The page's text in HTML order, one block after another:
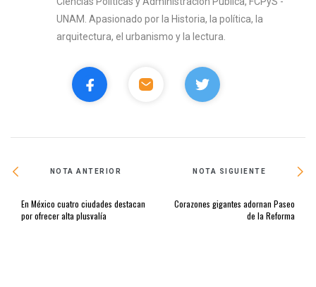
UNAM. Apasionado por la Historia, la política, la
arquitectura, el urbanismo y la lectura.
NOTA ANTERIOR
En México cuatro ciudades destacan
por ofrecer alta plusvalía
NOTA SIGUIENTE
Corazones gigantes adornan Paseo
de la Reforma